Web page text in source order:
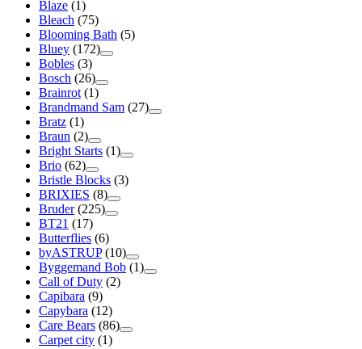
Blaze (1)
Bleach (75)
Blooming Bath (5)
Bluey (172)
Bobles (3)
Bosch (26)
Brainrot (1)
Brandmand Sam (27)
Bratz (1)
Braun (2)
Bright Starts (1)
Brio (62)
Bristle Blocks (3)
BRIXIES (8)
Bruder (225)
BT21 (17)
Butterflies (6)
byASTRUP (10)
Byggemand Bob (1)
Call of Duty (2)
Capibara (9)
Capybara (12)
Care Bears (86)
Carpet city (1)